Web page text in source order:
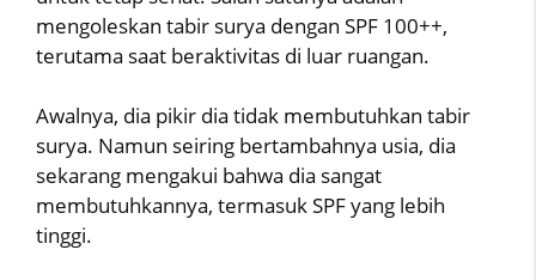
mengoleskan tabir surya dengan SPF 100++,
terutama saat beraktivitas di luar ruangan.
Awalnya, dia pikir dia tidak membutuhkan tabir
surya. Namun seiring bertambahnya usia, dia
sekarang mengakui bahwa dia sangat
membutuhkannya, termasuk SPF yang lebih
tinggi.